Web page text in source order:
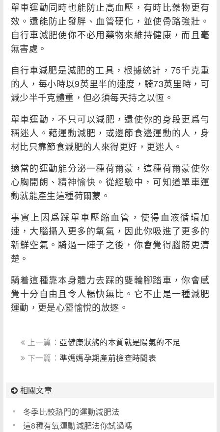
單車運動同時也能防止高血壓，有時比藥物更有
效。還能防止發胖、血管硬化，並使骨路強壯。
自行車減肥使你不必用藥物來維持健康，而且毫
無害處。
自行車減肥是減肥的工具，根據統計，75千克重
的人，每小時以9英里半的速度，騎73英里時，可
減少半千克體重，但必須每天持之以恆。
單車運動，不只可以減肥，還使你的身段更爲勻
稱迷人。藉運動減肥，或邊節食邊運動的人，身
材比只靠節食減肥的人來得更好，更迷人。
適當的運動能分泌一種荷爾蒙，這種荷爾蒙使你
心胸開朗、精神愉快。從經驗中，可知道單車運
動就能產生這種荷爾蒙。
事實上因爲踩單車壓縮血管，使得血液循環加
速，大腦攝入更多的氧氣，因此你吸進了更多的
新鮮空氣。騎過一陣子之後，你會覺得腦筋更清
楚。
騎着這種靠本身體力去踩的雙輪腳踏車，你會感
覺十分自由且令人暢快無比。它不止是一種減肥
運動，更是心靈愉悅的放逐。
上一篇： 亞健康狀態的本質就是陽氣的不足
下一篇：準媽媽孕期產前檢查時間表
相關文章
冬季比較熱門的運動減肥法
這8種有氧運動減肥法你試過嗎